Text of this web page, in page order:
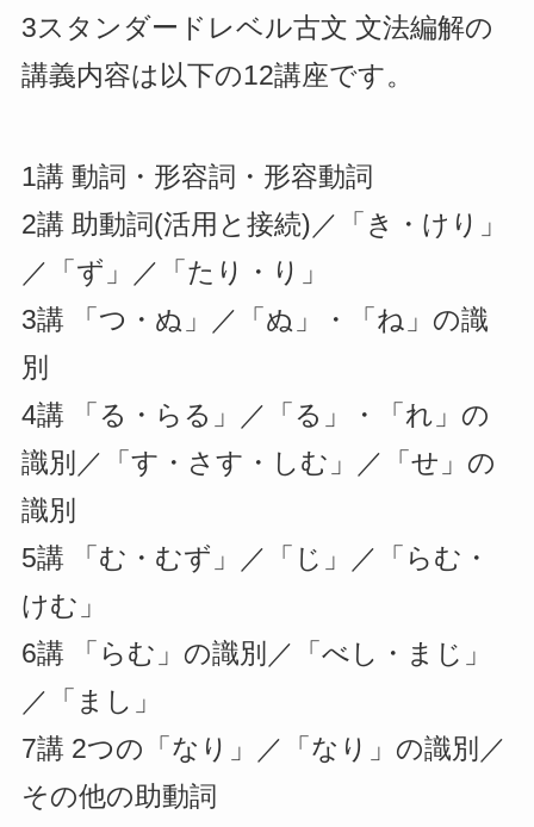
3スタンダードレベル古文 文法編解の
講義内容は以下の12講座です。
1講 動詞・形容詞・形容動詞
2講 助動詞(活用と接続)／「き・けり」
／「ず」／「たり・り」
3講 「つ・ぬ」／「ぬ」・「ね」の識
別
4講 「る・らる」／「る」・「れ」の
識別／「す・さす・しむ」／「せ」の
識別
5講 「む・むず」／「じ」／「らむ・
けむ」
6講 「らむ」の識別／「べし・まじ」
／「まし」
7講 2つの「なり」／「なり」の識別／
その他の助動詞